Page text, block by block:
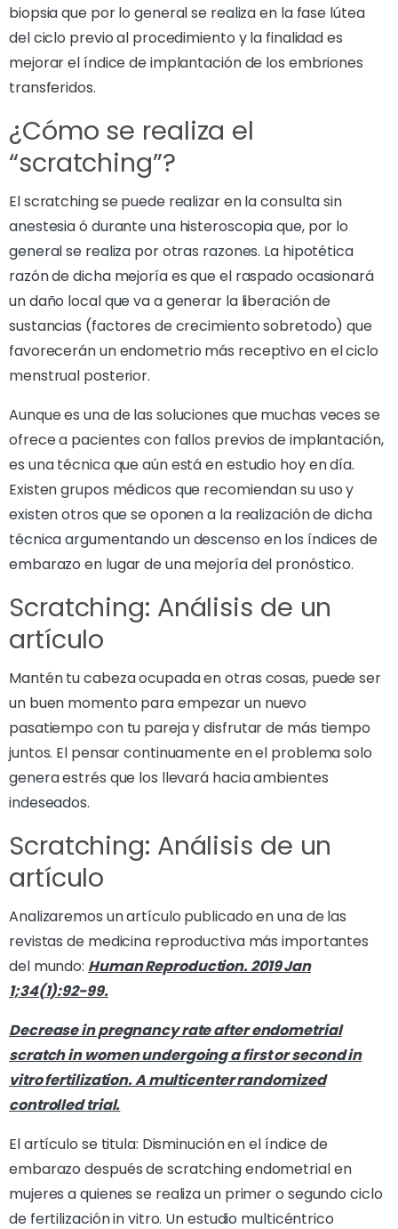
biopsia que por lo general se realiza en la fase lútea
del ciclo previo al procedimiento y la finalidad es
mejorar el índice de implantación de los embriones
transferidos.
¿Cómo se realiza el
“scratching”?
El scratching se puede realizar en la consulta sin
anestesia ó durante una histeroscopia que, por lo
general se realiza por otras razones. La hipotética
razón de dicha mejoría es que el raspado ocasionará
un daño local que va a generar la liberación de
sustancias (factores de crecimiento sobretodo) que
favorecerán un endometrio más receptivo en el ciclo
menstrual posterior.
Aunque es una de las soluciones que muchas veces se
ofrece a pacientes con fallos previos de implantación,
es una técnica que aún está en estudio hoy en día.
Existen grupos médicos que recomiendan su uso y
existen otros que se oponen a la realización de dicha
técnica argumentando un descenso en los índices de
embarazo en lugar de una mejoría del pronóstico.
Scratching: Análisis de un
artículo
Mantén tu cabeza ocupada en otras cosas, puede ser
un buen momento para empezar un nuevo
pasatiempo con tu pareja y disfrutar de más tiempo
juntos. El pensar continuamente en el problema solo
genera estrés que los llevará hacia ambientes
indeseados.
Scratching: Análisis de un
artículo
Analizaremos un artículo publicado en una de las
revistas de medicina reproductiva más importantes
del mundo: Human Reproduction. 2019 Jan
1;34(1):92-99.
Decrease in pregnancy rate after endometrial
scratch in women undergoing a first or second in
vitro fertilization. A multicenter randomized
controlled trial.
El artículo se titula: Disminución en el índice de
embarazo después de scratching endometrial en
mujeres a quienes se realiza un primer o segundo ciclo
de fertilización in vitro. Un estudio multicéntrico